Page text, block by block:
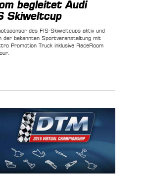
begleitet Audi
Skiweltcup
des FIS-Skiweltcups aktiv und
der bekannten Sportveranstaltung mit
Promotion Truck inklusive RaceRoom